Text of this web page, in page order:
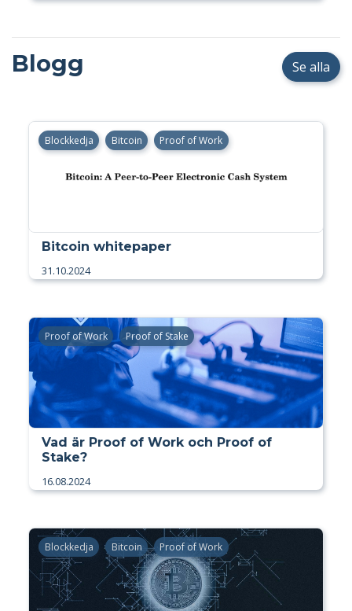
Blogg Se alla
Blockkedja Bitcoin Proof of Work
Bitcoin whitepaper
31.10.2024
Proof of Work Proof of Stake
Vad är Proof of Work och Proof of
Stake?
16.08.2024
Blockkedja Bitcoin Proof of Work